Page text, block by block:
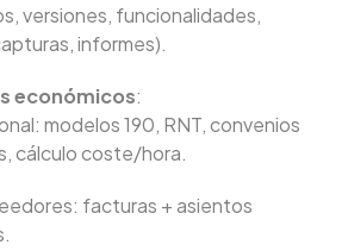
versiones, funcionalidades,
informes).
económicos:
modelos 190, RNT, convenios
cálculo coste/hora.
facturas + asientos